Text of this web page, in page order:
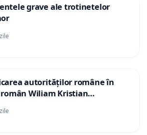
grave ale trotinetelor
autorităților române în
Wiliam Kristian
în plasament în Danemarca de